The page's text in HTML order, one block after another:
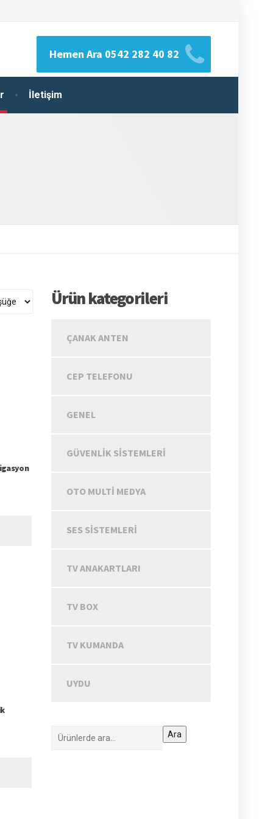
İletişim
Hemen Ara 0542 282 40 82
Ürün kategorileri
ÇANAK ANTEN
CEP TELEFONU
GENEL
GÜVENLIK SISTEMLERI
OTO MULTİ MEDYA
SES SISTEMLERI
TV ANAKARTLARI
TV BOX
TV KUMANDA
UYDU
Ara